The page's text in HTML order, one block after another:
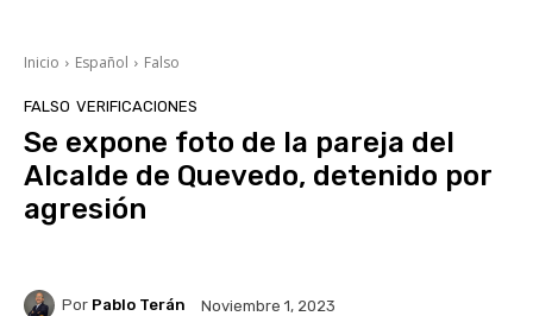
Inicio Español Falso
FALSO VERIFICACIONES
Se expone foto de la pareja del
Alcalde de Quevedo, detenido por
agresión
Por Pablo Terán Noviembre 1, 2023